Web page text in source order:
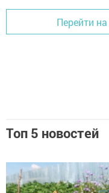
Перейти
Топ 5 новостей